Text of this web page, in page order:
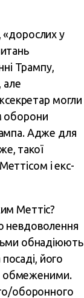
«дорослих у
Трампу,
але
могли
оборони
Адже для
такої
і екс-
Меттіс?
невдоволення
обнадіюють
його
обмеженими.
оборонного